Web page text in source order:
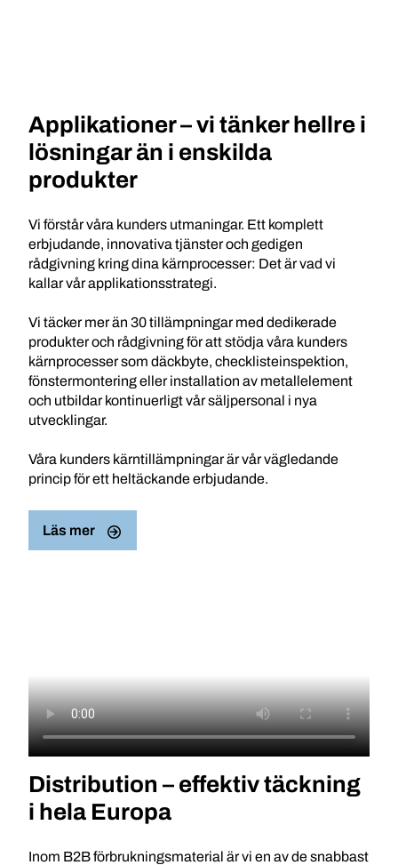
Applikationer – vi tänker hellre i
lösningar än i enskilda
produkter
Vi förstår våra kunders utmaningar. Ett komplett
erbjudande, innovativa tjänster och gedigen
rådgivning kring dina kärnprocesser: Det är vad vi
kallar vår applikationsstrategi.
Vi täcker mer än 30 tillämpningar med dedikerade
produkter och rådgivning för att stödja våra kunders
kärnprocesser som däckbyte, checklisteinspektion,
fönstermontering eller installation av metallelement
och utbildar kontinuerligt vår säljpersonal i nya
utvecklingar.
Våra kunders kärntillämpningar är vår vägledande
princip för ett heltäckande erbjudande.
Läs mer
Distribution – effektiv täckning
i hela Europa
Inom B2B förbrukningsmaterial är vi en av de snabbast